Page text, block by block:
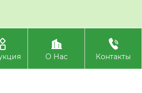
Чунцин Улун Янцзяо Соевые

О Нас

Контакты